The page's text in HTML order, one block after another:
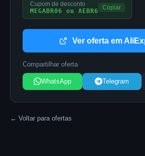
Cupom de desconto
MEGABR06 ou AEBR6
Copiar
Ver oferta em
Compartilhar oferta
WhatsApp Telegram
← Voltar para ofertas